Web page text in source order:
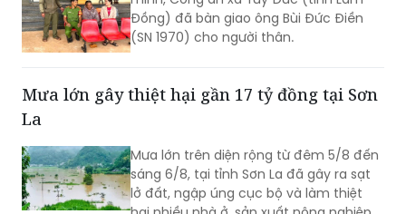
Mưa lớn gây thiệt hại gần 17 tỷ đồng tại Sơn
Mưa lớn trên diện rộng từ đêm 5/8 đến
lở đất, ngập úng cục bộ và làm thiệt
hại nhiều nhà ở, sản xuất nông nghiệp
và hạ tầng giao thông… ảnh hưởng đến
đời sống của nhân dân.